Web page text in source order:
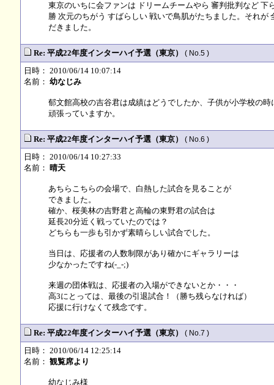
東京のいちに会ファンは ドリームチームやら 審判批判など
勝 次元のちがう すばらしい 戦いで鳥肌がたちました。それ
だきました。
Re: 平成22年度インターハイ予選（東京） ( No.5 )
日時： 2010/06/14 10:07:14
名前： 幼なじみ
郁文館高校の吉谷君は成績はどうでしたか、子供が小学校の
頑張っていますか。
Re: 平成22年度インターハイ予選（東京） ( No.6 )
日時： 2010/06/14 10:27:33
名前： 晴天
あちらこちらの会場で、白熱した試合を見ることが
できました。
確か、桜美林の吉野君と高輪の東野君の試合は
延長20分近く戦っていたのでは？
どちらも一歩も引かず素晴らしい試合でした。
当日は、応援者の人数制限があり確かにギャラリーは
少なかったですね(-_-;)
来週の団体戦は、応援者の入場ができないとか・・・
高3にとっては、最後の引退試合！（勝ち残らなければ）
応援に行けなくて残念です。
Re: 平成22年度インターハイ予選（東京） ( No.7 )
日時： 2010/06/14 12:25:14
名前： 観覧席より
幼なじみ様